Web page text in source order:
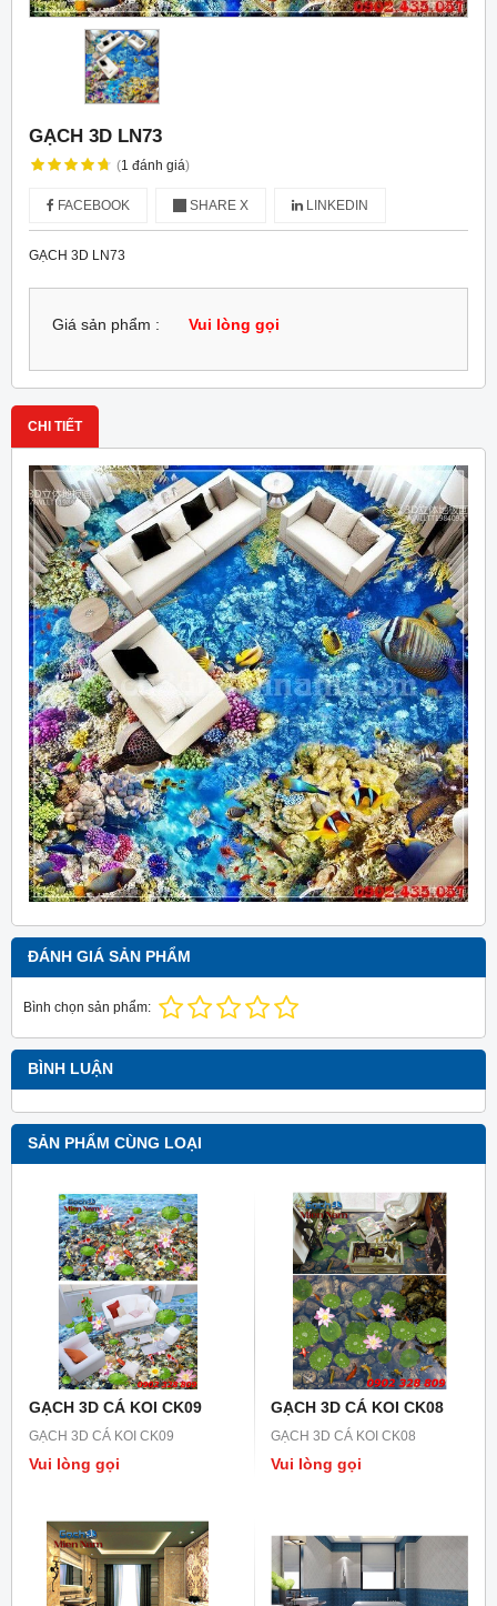
GẠCH 3D LN73
(1 đánh giá)
FACEBOOK SHARE X LINKEDIN
GẠCH 3D LN73
Giá sản phẩm : Vui lòng gọi
CHI TIẾT
ĐÁNH GIÁ SẢN PHẨM
Bình chọn sản phẩm:
BÌNH LUẬN
SẢN PHẨM CÙNG LOẠI
GẠCH 3D CÁ KOI CK09
GẠCH 3D CÁ KOI CK09
Vui lòng gọi
GẠCH 3D CÁ KOI CK08
GẠCH 3D CÁ KOI CK08
Vui lòng gọi